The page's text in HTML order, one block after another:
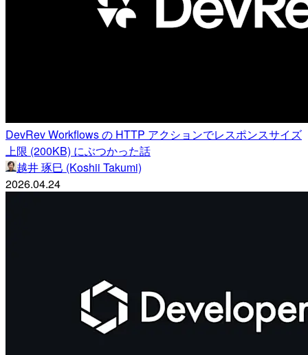
DevRev Workflows の HTTP アクションでレスポンスサイズ
上限 (200KB) にぶつかった話
越井 琢巳 (Koshii Takumi)
2026.04.24